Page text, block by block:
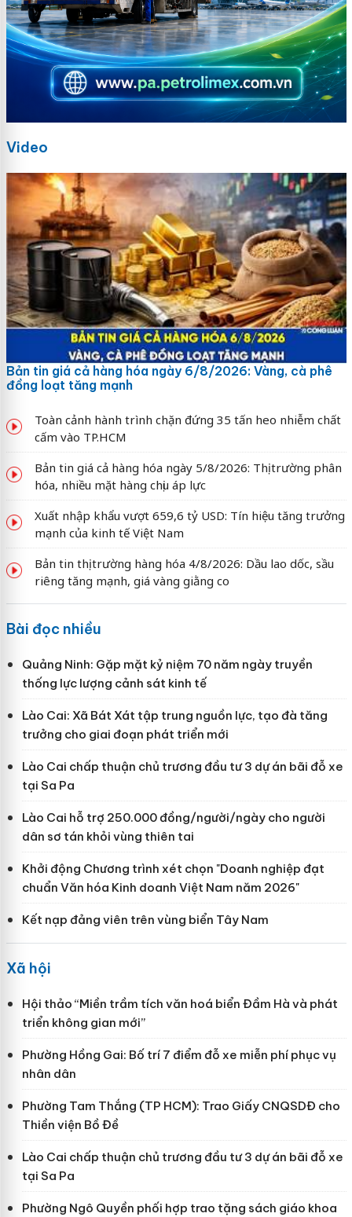
Video
Bản tin giá cả hàng hóa ngày 6/8/2026: Vàng, cà phê
đồng loạt tăng mạnh
Toàn cảnh hành trình chặn đứng 35 tấn heo nhiễm chất
cấm vào TP.HCM
Bản tin giá cả hàng hóa ngày 5/8/2026: Thị trường phân
hóa, nhiều mặt hàng chịu áp lực
Xuất nhập khẩu vượt 659,6 tỷ USD: Tín hiệu tăng trưởng
mạnh của kinh tế Việt Nam
Bản tin thị trường hàng hóa 4/8/2026: Dầu lao dốc, sầu
riêng tăng mạnh, giá vàng giằng co
Bài đọc nhiều
Quảng Ninh: Gặp mặt kỷ niệm 70 năm ngày truyền
thống lực lượng cảnh sát kinh tế
Lào Cai: Xã Bát Xát tập trung nguồn lực, tạo đà tăng
trưởng cho giai đoạn phát triển mới
Lào Cai chấp thuận chủ trương đầu tư 3 dự án bãi đỗ xe
tại Sa Pa
Lào Cai hỗ trợ 250.000 đồng/người/ngày cho người
dân sơ tán khỏi vùng thiên tai
Khởi động Chương trình xét chọn "Doanh nghiệp đạt
chuẩn Văn hóa Kinh doanh Việt Nam năm 2026"
Kết nạp đảng viên trên vùng biển Tây Nam
Xã hội
Hội thảo “Miền trầm tích văn hoá biển Đầm Hà và phát
triển không gian mới”
Phường Hồng Gai: Bố trí 7 điểm đỗ xe miễn phí phục vụ
nhân dân
Phường Tam Thắng (TP HCM): Trao Giấy CNQSDĐ cho
Thiền viện Bồ Đề
Lào Cai chấp thuận chủ trương đầu tư 3 dự án bãi đỗ xe
tại Sa Pa
Phường Ngô Quyền phối hợp trao tặng sách giáo khoa